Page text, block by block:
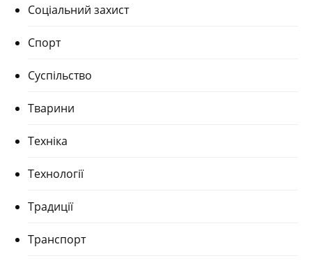
Соціальний захист
Спорт
Суспільство
Тварини
Техніка
Технології
Традиції
Транспорт